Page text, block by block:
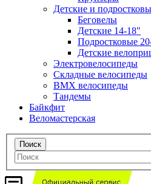
Детские и
Беговелы
Детские 14-18"
Подростковые
Детские
Электровелосипеды
Складные велосипеды
BMX велосипеды
Тандемы
Байкфит
Веломастерская